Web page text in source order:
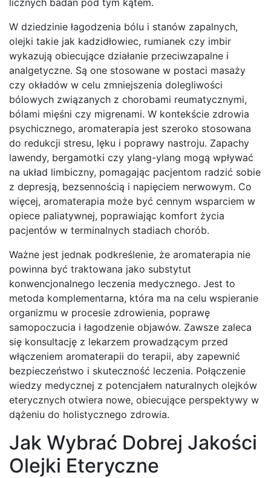
W dziedzinie łagodzenia bólu i stanów zapalnych,
olejki takie jak kadzidłowiec, rumianek czy imbir
wykazują obiecujące działanie przeciwzapalne i
analgetyczne. Są one stosowane w postaci masaży
czy okładów w celu zmniejszenia dolegliwości
bólowych związanych z chorobami reumatycznymi,
bólami mięśni czy migrenami. W kontekście zdrowia
psychicznego, aromaterapia jest szeroko stosowana
do redukcji stresu, lęku i poprawy nastroju. Zapachy
lawendy, bergamotki czy ylang-ylang mogą wpływać
na układ limbiczny, pomagając pacjentom radzić sobie
z depresją, bezsennością i napięciem nerwowym. Co
więcej, aromaterapia może być cennym wsparciem w
opiece paliatywnej, poprawiając komfort życia
pacjentów w terminalnych stadiach chorób.
Ważne jest jednak podkreślenie, że aromaterapia nie
powinna być traktowana jako substytut
konwencjonalnego leczenia medycznego. Jest to
metoda komplementarna, która ma na celu wspieranie
organizmu w procesie zdrowienia, poprawę
samopoczucia i łagodzenie objawów. Zawsze zaleca
się konsultację z lekarzem prowadzącym przed
włączeniem aromaterapii do terapii, aby zapewnić
bezpieczeństwo i skuteczność leczenia. Połączenie
wiedzy medycznej z potencjałem naturalnych olejków
eterycznych otwiera nowe, obiecujące perspektywy w
dążeniu do holistycznego zdrowia.
Jak Wybrać Dobrej Jakości
Olejki Eteryczne